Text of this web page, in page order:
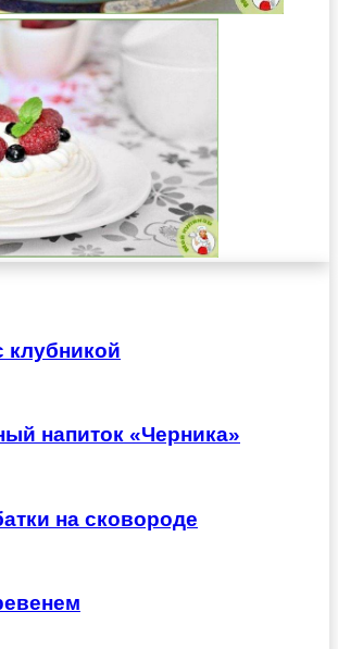
клубникой
напиток «Черника»
на сковороде